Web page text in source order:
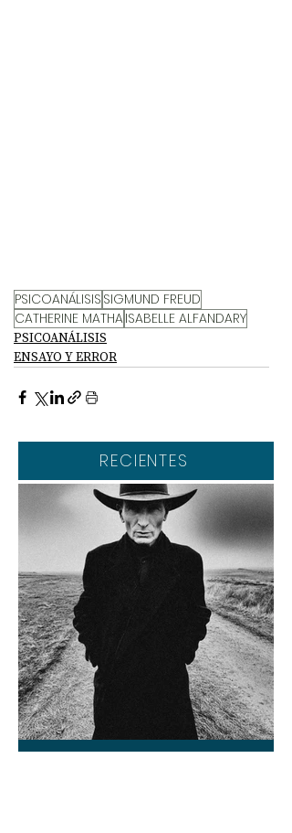
PSICOANÁLISIS SIGMUND FREUD
CATHERINE MATHAISABELLE ALFANDARY
PSICOANÁLISIS
ENSAYO Y ERROR
RECIENTES